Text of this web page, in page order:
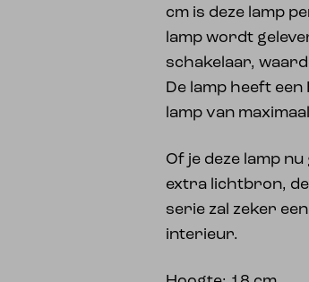
cm is deze lamp
lamp wordt
schakelaar,
De lamp heeft
lamp van
Of je deze lamp
extra lichtbron,
serie zal zeker
interieur.